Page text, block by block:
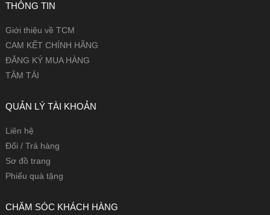
THÔNG TIN
Giới thiệu về TCM
CAM KẾT CHÍNH HÃNG
ĐĂNG KÝ MUA HÀNG
TÂM TẢI
QUẢN LÝ TÀI KHOẢN
Liên hệ
Đổi / Trả hàng
Sơ đồ trang
Phiếu quà tặng
CHĂM SÓC KHÁCH HÀNG